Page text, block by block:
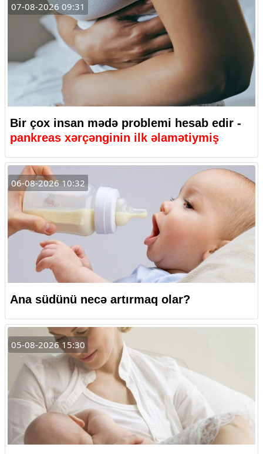
07-08-2026 09:31
Bir çox insan mədə problemi hesab edir -
pankreas xərçənginin ilk əlamətiymiş
06-08-2026 10:32
Ana südünü necə artırmaq olar?
05-08-2026 15:30